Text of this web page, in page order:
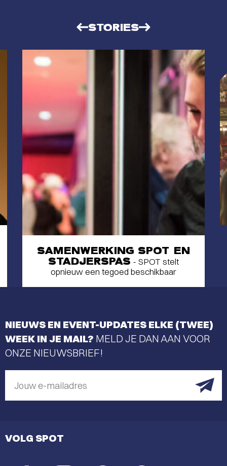
STORIES
SAMENWERKING SPOT EN
STADJERSPAS - SPOT stelt
opnieuw een tegoed beschikbaar
NIEUWS EN EVENT-UPDATES ELKE (TWEE)
WEEK IN JE MAIL? MELD JE DAN AAN VOOR
ONZE NIEUWSBRIEF!
Jouw e-mailadres
VOLG SPOT